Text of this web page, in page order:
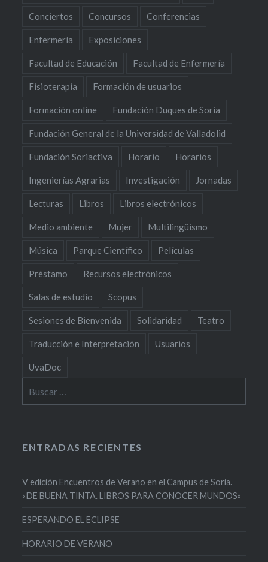
Conciertos Concursos Conferencias
Enfermería Exposiciones
Facultad de Educación Facultad de Enfermería
Fisioterapia Formación de usuarios
Formación online Fundación Duques de Soria
Fundación General de la Universidad de Valladolid
Fundación Soriactiva Horario Horarios
Ingenierías Agrarias Investigación Jornadas
Lecturas Libros Libros electrónicos
Medio ambiente Mujer Multilingüismo
Música Parque Científico Películas
Préstamo Recursos electrónicos
Salas de estudio Scopus
Sesiones de Bienvenida Solidaridad Teatro
Traducción e Interpretación Usuarios
UvaDoc
ENTRADAS RECIENTES
V edición Encuentros de Verano en el Campus de Soria.
«DE BUENA TINTA. LIBROS PARA CONOCER MUNDOS»
ESPERANDO EL ECLIPSE
HORARIO DE VERANO